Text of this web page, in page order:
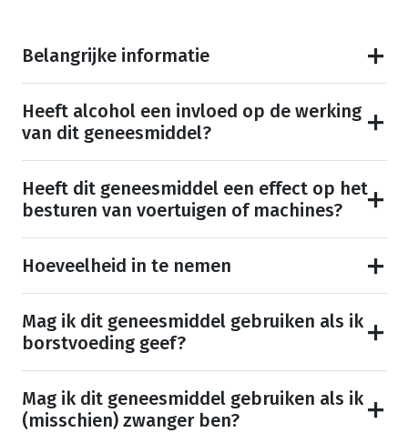
Belangrijke informatie
Heeft alcohol een invloed op de werking
van dit geneesmiddel?
Heeft dit geneesmiddel een effect op het
besturen van voertuigen of machines?
Hoeveelheid in te nemen
Mag ik dit geneesmiddel gebruiken als ik
borstvoeding geef?
Mag ik dit geneesmiddel gebruiken als ik
(misschien) zwanger ben?